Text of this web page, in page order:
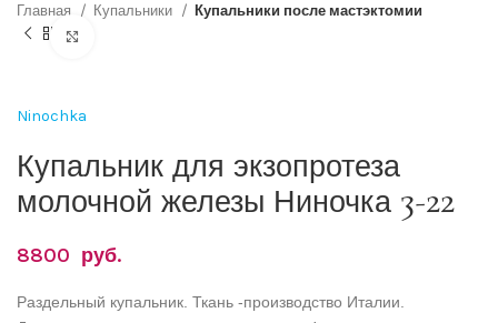
Главная Купальники
Купальники после мастэктомии
Ninochka
Купальник для экзопротеза
молочной железы Ниночка 3-22
8800 руб.
Раздельный купальник. Ткань -производство Италии.